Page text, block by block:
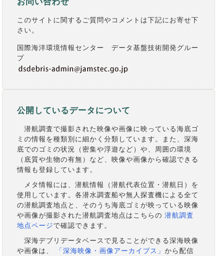
このサイトに関するご質問やコメントは下記にお寄せ下
さい。
国際海洋環境情報センター データ基盤技術開発グルー
プ
公開しているデータについて
潜航調査で撮影された映像や画像に映っている海底ゴ
ミの情報を種類別に細かく分類しています。また、深海
底でのゴミの状況（密集や浮遊など）や、周囲の環境
（底質や生物の有無）など、映像や画像から確認できる
情報も登録しています。
メタ情報には、潜航情報（潜航代表位置・潜航日）を
使用しています。各潜水調査船や無人探査機による全て
の潜航調査地点と、そのうち海底ゴミが映っている映像
や画像が撮影された潜航調査地点はこちらの潜航調査
地点ページで確認できます。
深海デブリデータベースで見ることができる深海映像
や画像は、
「深海映像・画像アーカイブス」から配信